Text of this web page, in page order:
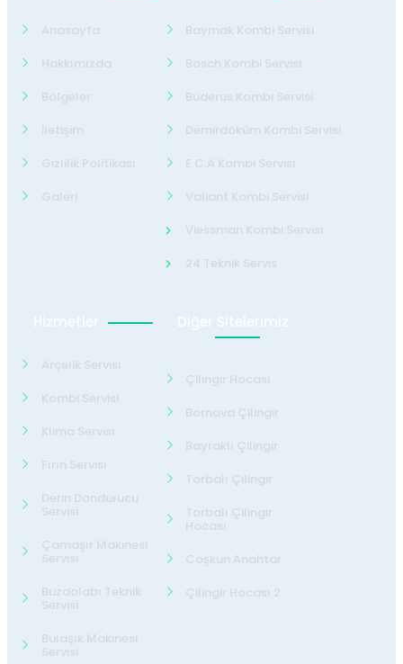
Anasayfa
Hakkımızda
Bölgeler
İletişim
Gizlilik Politikası
Galeri
Baymak Kombi Servisi
Bosch Kombi Servisi
Buderus Kombi Servisi
Demirdöküm Kombi Servisi
E.C.A Kombi Servisi
Valiant Kombi Servisi
Viessman Kombi Servisi
24 Teknik Servis
Hizmetler
Arçelik Servisi
Kombi Servisi
Klima Servisi
Fırın Servisi
Derin Dondurucu
Servisi
Çamaşır Makinesi
Servisi
Buzdolabı Teknik
Servisi
Bulaşık Makinesi
Servisi
Diğer Sitelerimiz
Çilingir Hocası
Bornova Çilingir
Bayraklı Çilingir
Torbalı Çilingir
Torbalı Çilingir
Hocası
Coşkun Anahtar
Çilingir Hocası 2